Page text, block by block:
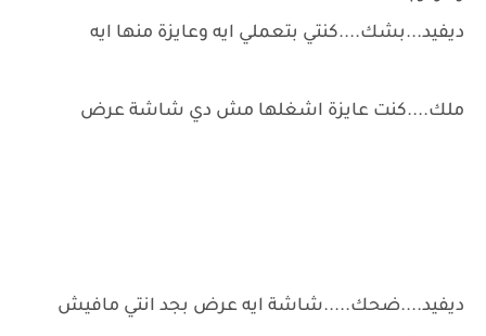
ديفيد...بشك....كنتي بتعملي ايه وعايزة منها ايه
ملك....كنت عايزة اشغلها مش دي شاشة عرض
ديفيد....ضحك.....شاشة ايه عرض بجد انتي مافيش